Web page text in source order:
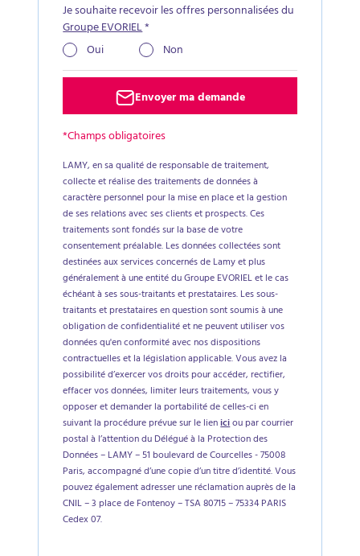
Je souhaite recevoir les offres personnalisées du
Groupe EVORIEL*
Oui
Non
Envoyer ma demande
*Champs obligatoires
LAMY, en sa qualité de responsable de traitement,
collecte et réalise des traitements de données à
caractère personnel pour la mise en place et la gestion
de ses relations avec ses clients et prospects. Ces
traitements sont fondés sur la base de votre
consentement préalable. Les données collectées sont
destinées aux services concernés de Lamy et plus
généralement à une entité du Groupe EVORIEL et le cas
échéant à ses sous-traitants et prestataires. Les sous-
traitants et prestataires en question sont soumis à une
obligation de confidentialité et ne peuvent utiliser vos
données qu'en conformité avec nos dispositions
contractuelles et la législation applicable. Vous avez la
possibilité d’exercer vos droits pour accéder, rectifier,
effacer vos données, limiter leurs traitements, vous y
opposer et demander la portabilité de celles-ci en
suivant la procédure prévue sur le lieniciou par courrier
postal à l’attention du Délégué à la Protection des
Données – LAMY – 51 boulevard de Courcelles - 75008
Paris, accompagné d’une copie d’un titre d’identité. Vous
pouvez également adresser une réclamation auprès de la
CNIL – 3 place de Fontenoy – TSA 80715 – 75334 PARIS
Cedex 07.